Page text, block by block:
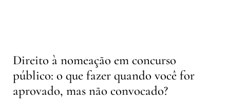
Direito à nomeação em concurso
público: o que fazer quando você for
aprovado, mas não convocado?